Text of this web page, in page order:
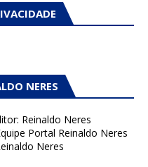
NERES
Reinaldo Neres
Portal Reinaldo Neres
Neres